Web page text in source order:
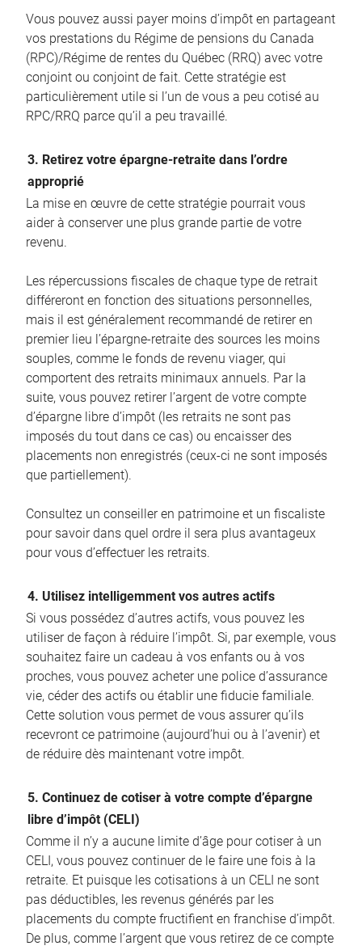
Vous pouvez aussi payer moins d’impôt en partageant
vos prestations du Régime de pensions du Canada
(RPC)/Régime de rentes du Québec (RRQ) avec votre
conjoint ou conjoint de fait. Cette stratégie est
particulièrement utile si l’un de vous a peu cotisé au
RPC/RRQ parce qu’il a peu travaillé.
3. Retirez votre épargne-retraite dans l’ordre
approprié
La mise en œuvre de cette stratégie pourrait vous
aider à conserver une plus grande partie de votre
revenu.
Les répercussions fiscales de chaque type de retrait
différeront en fonction des situations personnelles,
mais il est généralement recommandé de retirer en
premier lieu l’épargne-retraite des sources les moins
souples, comme le fonds de revenu viager, qui
comportent des retraits minimaux annuels. Par la
suite, vous pouvez retirer l’argent de votre compte
d’épargne libre d’impôt (les retraits ne sont pas
imposés du tout dans ce cas) ou encaisser des
placements non enregistrés (ceux-ci ne sont imposés
que partiellement).
Consultez un conseiller en patrimoine et un fiscaliste
pour savoir dans quel ordre il sera plus avantageux
pour vous d’effectuer les retraits.
4. Utilisez intelligemment vos autres actifs
Si vous possédez d’autres actifs, vous pouvez les
utiliser de façon à réduire l’impôt. Si, par exemple, vous
souhaitez faire un cadeau à vos enfants ou à vos
proches, vous pouvez acheter une police d’assurance
vie, céder des actifs ou établir une fiducie familiale.
Cette solution vous permet de vous assurer qu’ils
recevront ce patrimoine (aujourd’hui ou à l’avenir) et
de réduire dès maintenant votre impôt.
5. Continuez de cotiser à votre compte d’épargne
libre d’impôt (CELI)
Comme il n’y a aucune limite d’âge pour cotiser à un
CELI, vous pouvez continuer de le faire une fois à la
retraite. Et puisque les cotisations à un CELI ne sont
pas déductibles, les revenus générés par les
placements du compte fructifient en franchise d’impôt.
De plus, comme l’argent que vous retirez de ce compte